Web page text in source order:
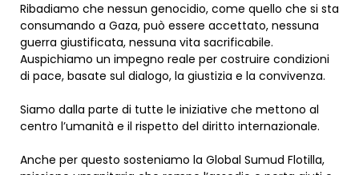
Ribadiamo che nessun genocidio, come quello che si sta
consumando a Gaza, può essere accettato, nessuna
guerra giustificata, nessuna vita sacrificabile.
Auspichiamo un impegno reale per costruire condizioni
di pace, basate sul dialogo, la giustizia e la convivenza.
Siamo dalla parte di tutte le iniziative che mettono al
centro l’umanità e il rispetto del diritto internazionale.
Anche per questo sosteniamo la Global Sumud Flotilla,